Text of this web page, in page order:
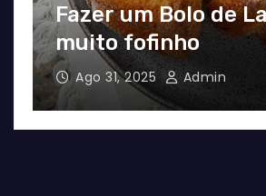
Fazer um Bolo de
muito fofinho
Ago 31, 2025 Admin